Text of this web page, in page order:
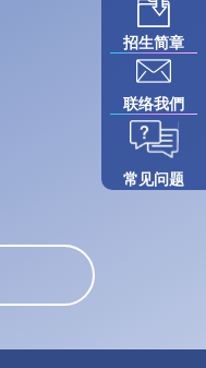
招生简章
联络我們
常见问题